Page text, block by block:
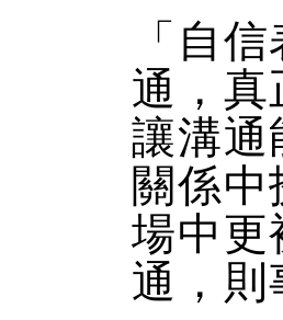
「自
通，真
讓溝通
關係
場中更
通，則